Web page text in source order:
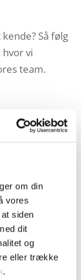
om din
vores
siden
dit
og
eller trække
.
Så følg
vi
team.
og
køb på
og
brugervenlig